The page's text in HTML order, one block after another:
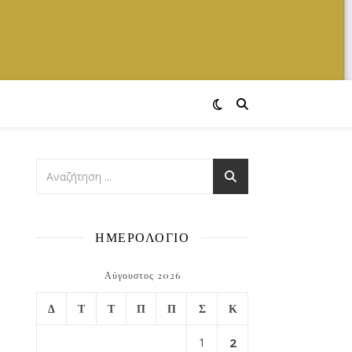
ΗΜΕΡΟΛΟΓΙΟ
Αύγουστος 2026
Δ Τ Τ Π Π Σ Κ
1 2